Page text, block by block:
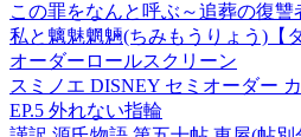
この罪をなんと呼ぶ～追葬の復讐
私と魑魅魍魎(ちみもうりょう)【
オーダーロールスクリーン
スミノエ DISNEY セミオーダー
EP.5 外れない指輪